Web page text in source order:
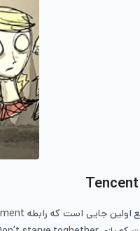
Tencent